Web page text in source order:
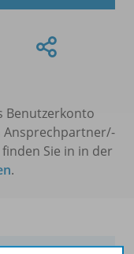
Benutzerkonto
Ansprechpartner/-
Sie in in der
.